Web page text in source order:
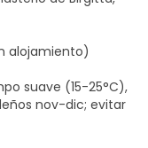
alojamiento)
suave (15-25°C),
nov-dic; evitar